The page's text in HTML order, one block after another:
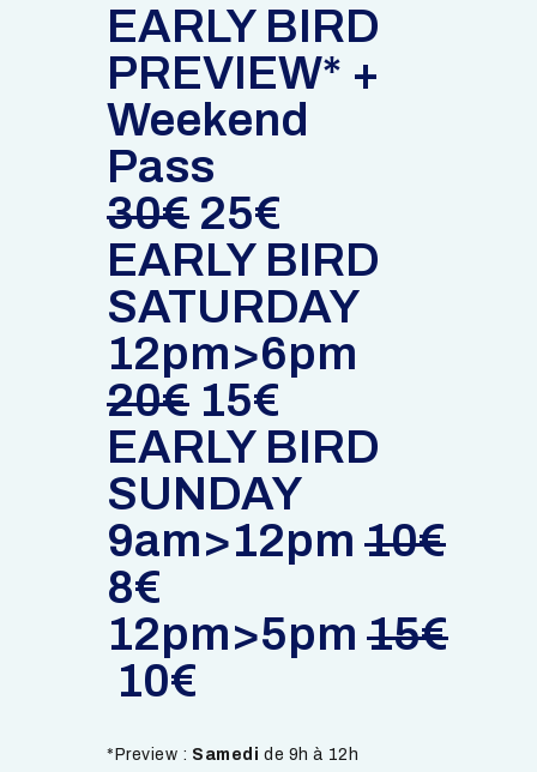
EARLY BIRD
PREVIEW* +
Weekend
Pass
30€ 25€
EARLY BIRD
SATURDAY
12pm>6pm
20€ 15€
EARLY BIRD
SUNDAY
9am>12pm 10€
8€
12pm>5pm 15€
10€
*Preview : Samedi de 9h à 12h